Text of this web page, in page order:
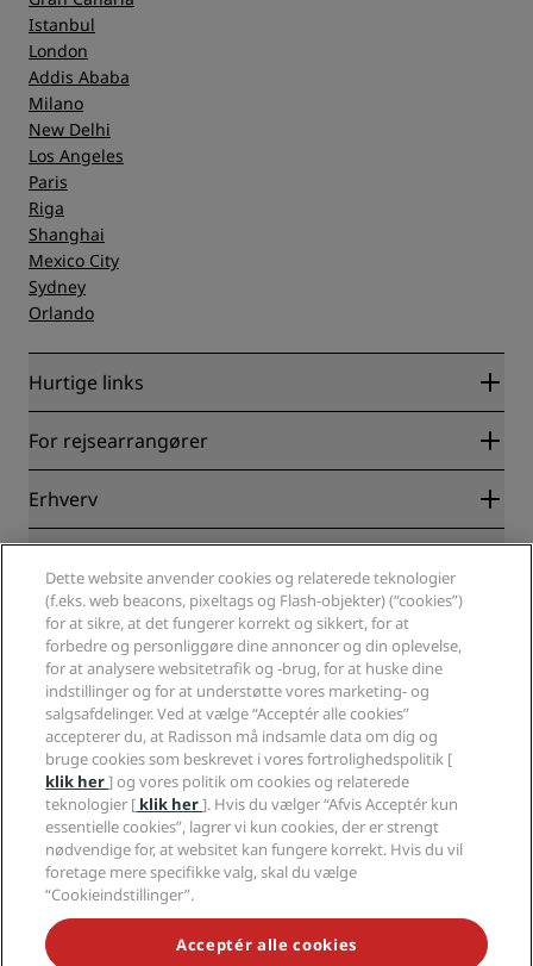
Istanbul
London
Addis Ababa
Milano
New Delhi
Los Angeles
Paris
Riga
Shanghai
Mexico City
Sydney
Orlando
Hurtige links
Radisson Rewards
Blog
Destinationer
Nye og kommende hoteller
Radisson Hotels-APP
Sports Approved-hoteller
Familievenlige hoteller
Sundhed og sikkerhed
For rejsearrangører
Partnere
Erhverv
Radisson Hotel Group
Medier
Karriere i RHG
Karriere i PPHE
Karrierer EHL
The Club by RHG
Udviklingsmuligheder
Ansvarlig virksomhed
Indkøb
Fortrolighedscenter
Juridiske oplysninger
Radisson Rewards vilkår og betingelser
Aftale vedrørende brug af hjemmesiden
Digital tilgængelighed
Erklæring om moderne slaveri
Hjælp
Advarsler til forbrugere
Kontakt
Ofte stillede spørgsmål
Sitemap
Sociale medier
Radisson Hotels-brands
GÅ ALDRIG GLIP AF VORES MEST POPULÆRE TILBUD
Dette website anvender cookies og relaterede teknologier
(f.eks. web beacons, pixeltags og Flash-objekter) (“cookies”)
for at sikre, at det fungerer korrekt og sikkert, for at
forbedre og personliggøre dine annoncer og din oplevelse,
for at analysere websitetrafik og -brug, for at huske dine
indstillinger og for at understøtte vores marketing- og
salgsafdelinger. Ved at vælge “Acceptér alle cookies”
accepterer du, at Radisson må indsamle data om dig og
bruge cookies som beskrevet i vores fortrolighedspolitik [
klik her] og vores politik om cookies og relaterede
teknologier [ klik her]. Hvis du vælger “Afvis Acceptér kun
essentielle cookies”, lagrer vi kun cookies, der er strengt
nødvendige for, at websitet kan fungere korrekt. Hvis du vil
foretage mere specifikke valg, skal du vælge
“Cookieindstillinger”.
Acceptér alle cookies